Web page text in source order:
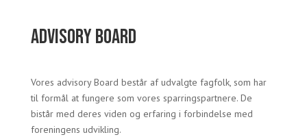
Advisory board
Vores advisory Board består af udvalgte fagfolk, som har
til formål at fungere som vores sparringspartnere. De
bistår med deres viden og erfaring i forbindelse med
foreningens udvikling.